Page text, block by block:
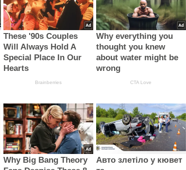
These '90s Couples
Will Always Hold A
Special Place In Our
Hearts
Brainberries
Why everything you
thought you knew
about water might be
wrong
CTA Love
Why Big Bang Theory
Авто злетіло у кювет